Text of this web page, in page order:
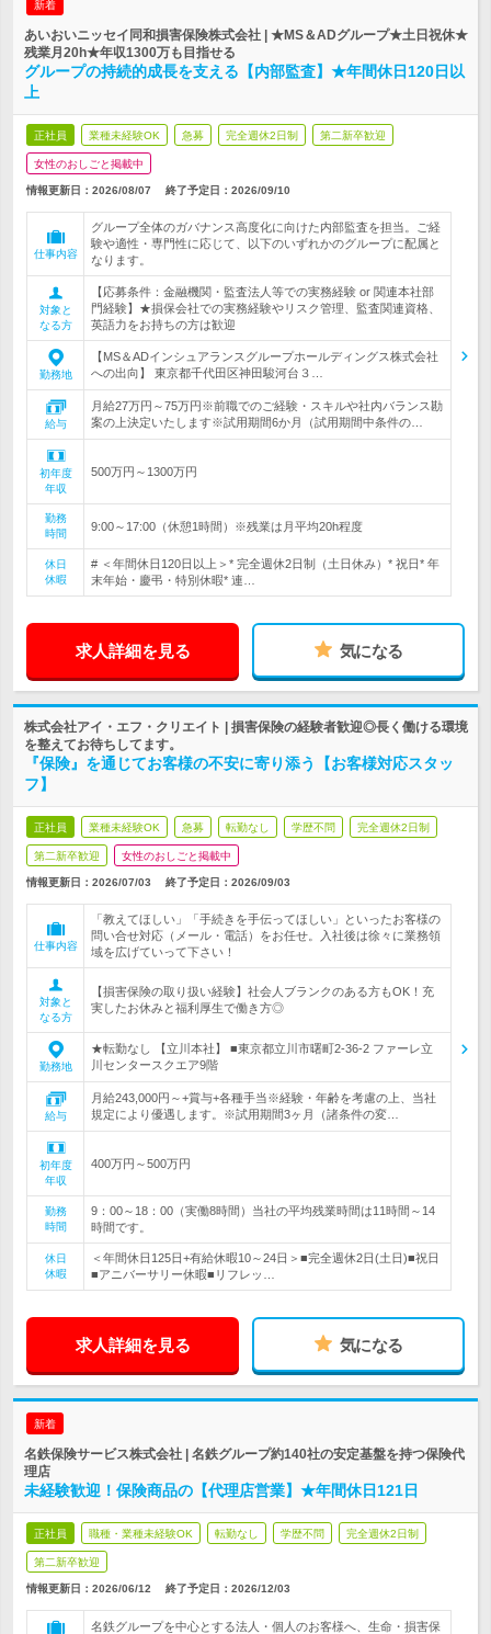
新着
あいおいニッセイ同和損害保険株式会社 | ★MS＆ADグループ★土日祝休★
残業月20h★年収1300万も目指せる
グループの持続的成長を支える【内部監査】★年間休日120日以
上
正社員 業種未経験OK 急募 完全週休2日制 第二新卒歓迎
女性のおしごと掲載中
情報更新日：2026/08/07 終了予定日： 2026/09/10
仕事内容
グループ全体のガバナンス高度化に向けた内部監査を担当。ご経
験や適性・専門性に応じて、以下のいずれかのグループに配属と
なります。
対象と
なる方
【応募条件：金融機関・監査法人等での実務経験 or 関連本社部
門経験】★損保会社での実務経験やリスク管理、監査関連資格、
英語力をお持ちの方は歓迎
勤務地
【MS＆ADインシュアランスグループホールディングス株式会社
への出向】 東京都千代田区神田駿河台３…
給与
月給27万円～75万円※前職でのご経験・スキルや社内バランス勘
案の上決定いたします※試用期間6か月（試用期間中条件の…
初年度
年収
500万円～1300万円
勤務
時間
9:00～17:00（休憩1時間）※残業は月平均20h程度
休日
休暇
# ＜年間休日120日以上＞* 完全週休2日制（土日休み）* 祝日* 年
末年始・慶弔・特別休暇* 連…
求人詳細を見る 気になる
株式会社アイ・エフ・クリエイト | 損害保険の経験者歓迎◎長く働ける環境
を整えてお待ちしてます。
『保険』を通じてお客様の不安に寄り添う【お客様対応スタッ
フ】
正社員 業種未経験OK 急募 転勤なし 学歴不問 完全週休2日制
第二新卒歓迎 女性のおしごと掲載中
情報更新日：2026/07/03 終了予定日： 2026/09/03
仕事内容
「教えてほしい」「手続きを手伝ってほしい」といったお客様の
問い合せ対応（メール・電話）をお任せ。入社後は徐々に業務領
域を広げていって下さい！
対象と
なる方
【損害保険の取り扱い経験】社会人ブランクのある方もOK！充
実したお休みと福利厚生で働き方◎
勤務地
★転勤なし 【立川本社】 ■東京都立川市曙町2-36-2 ファーレ立
川センタースクエア9階
給与
月給243,000円～+賞与+各種手当※経験・年齢を考慮の上、当社
規定により優遇します。※試用期間3ヶ月（諸条件の変…
初年度
年収
400万円～500万円
勤務
時間
9：00～18：00（実働8時間）当社の平均残業時間は11時間～14
時間です。
休日
休暇
＜年間休日125日+有給休暇10～24日＞■完全週休2日(土日)■祝日
■アニバーサリー休暇■リフレッ…
求人詳細を見る 気になる
新着
名鉄保険サービス株式会社 | 名鉄グループ約140社の安定基盤を持つ保険代
理店
未経験歓迎！保険商品の【代理店営業】★年間休日121日
正社員 職種・業種未経験OK 転勤なし 学歴不問 完全週休2日制
第二新卒歓迎
情報更新日：2026/06/12 終了予定日： 2026/12/03
名鉄グループを中心とする法人・個人のお客様へ、生命・損害保